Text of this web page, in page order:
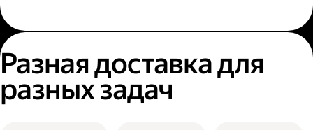
Разная доставка для
разных задач